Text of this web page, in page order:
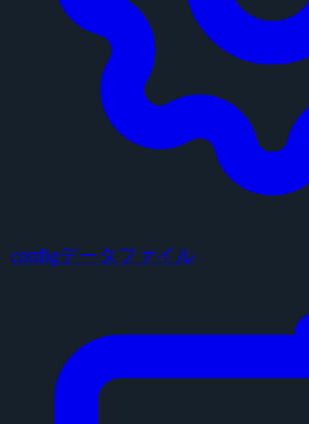
configデータファイル